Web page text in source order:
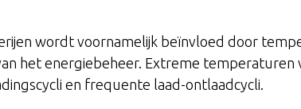
wordt voornamelijk beïnvloed door
het energiebeheer. Extreme
en frequente laad-ontlaadcycli.